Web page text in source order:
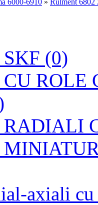
6000-6910 » Rulment 6802
(0)
ROLE
axiali